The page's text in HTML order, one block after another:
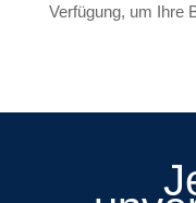
Verfügung, um Ihre